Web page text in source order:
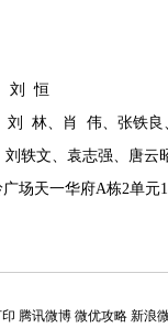
刘 恒
刘 林、肖 伟、张铁良
轶文、袁志强、唐云
场天一华府A栋2单元
腾讯微博 微优攻略 新浪